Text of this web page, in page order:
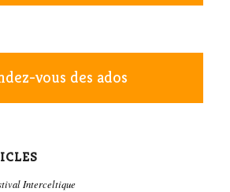
vous des ados
Interceltique